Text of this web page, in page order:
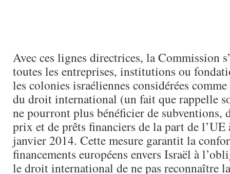
Avec ces lignes directrices, la Commission
toutes les entreprises, institutions ou
les colonies israéliennes considérées
du droit international (un fait que rappelle
ne pourront plus bénéficier de subventions,
prix et de prêts financiers de la part de
janvier 2014. Cette mesure garantit la
financements européens envers Israël à
le droit international de ne pas reconnaître